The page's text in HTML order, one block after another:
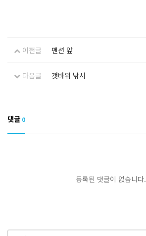
이전글 펜션 앞
다음글 갯바위 낚시
댓글 0
등록된 댓글이 없습니다.